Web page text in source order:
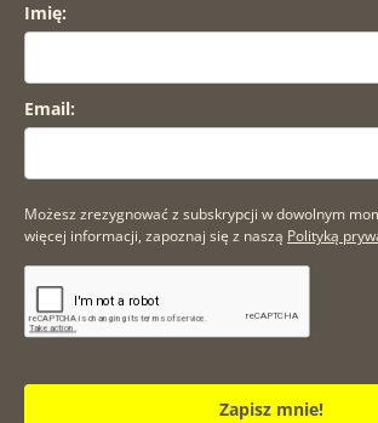
Imię:
Email:
Możesz zrezygnować z subskrypcji w dowolnym
więcej informacji, zapoznaj się z naszą Polityką
Zapisz mnie!